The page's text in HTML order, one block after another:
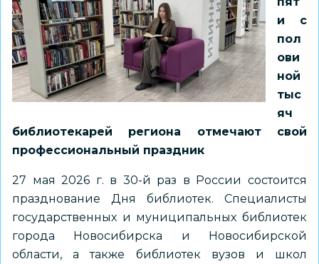
и с
пол
ови
ной
тыс
яч
библиотекарей региона отмечают свой
профессиональный праздник
27 мая 2026 г. в 30-й раз в России состоится
празднование Дня библиотек. Специалисты
государственных и муниципальных библиотек
города Новосибирска и Новосибирской
области, а также библиотек вузов и школ